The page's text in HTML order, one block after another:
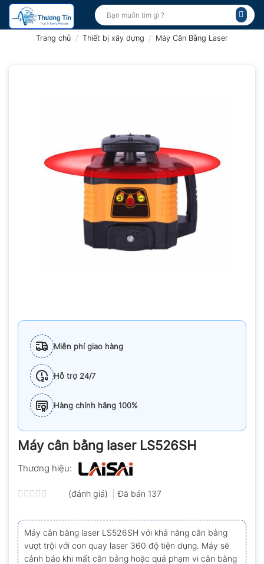
Bỏ
qua
Tìm
kiếm:
Trang chủ / Thiết bị xây dựng / Máy Cân Bằng Laser
Miễn phí giao hàng
Hỗ trợ 24/7
Hàng chính hãng 100%
Máy cân bằng laser LS526SH
Thương hiệu:
xếp
hạng
0.0
5
sao
(đánh giá) Đã bán 137
Máy cân bằng laser LS526SH với khả năng cân bằng
vượt trội với con quay laser 360 độ tiện dụng. Máy sẽ
cảnh báo khi mất cân bằng hoặc quá phạm vi cân bằng